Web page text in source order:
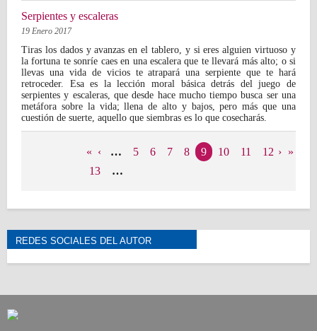
Serpientes y escaleras
19 Enero 2017
Tiras los dados y avanzas en el tablero, y si eres alguien virtuoso y
la fortuna te sonríe caes en una escalera que te llevará más alto; o si
llevas una vida de vicios te atrapará una serpiente que te hará
retroceder. Esa es la lección moral básica detrás del juego de
serpientes y escaleras, que desde hace mucho tiempo busca ser una
metáfora sobre la vida; llena de alto y bajos, pero más que una
cuestión de suerte, aquello que siembras es lo que cosecharás.
« ‹ … 5 6 7 8 9 10 11
12
13
…
› »
REDES SOCIALES DEL AUTOR